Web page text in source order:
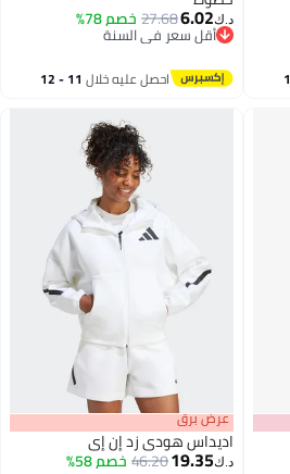
3
د.ك‏6.02
27.68خصم 78%
أقل سعر في السنة
أقل سعر في السنة
احصل عليه خلال 11 - 12
عرض برق
اديداس هودي زد إن إي
د.ك‏19.35
46.20خصم 58%